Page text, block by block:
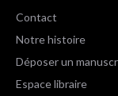
Contact
Notre histoire
Déposer un
Espace libraire